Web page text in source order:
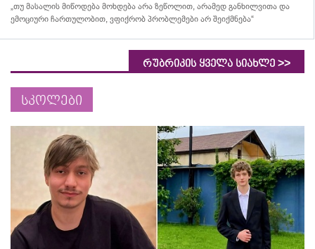
„თუ მასალის მიწოდება მოხდება არა ზეწოლით, არამედ განხილვითა და
ემოციური ჩართულობით, ვფიქრობ პრობლემები არ შეიქმნება“
რუბრიკის ყველა სიახლე >>
სკოლები